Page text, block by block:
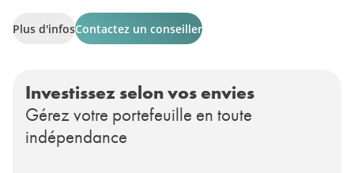
Plus d'infosContactez un conseiller
Investissez selon vos envies
Gérez votre portefeuille en toute
indépendance